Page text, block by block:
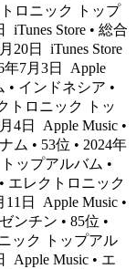
トロニック トップ
iTunes Store • 総合
20日
iTunes Store
7月3日
Apple
• インドネシア •
トロニック トッ
4日
Apple Music •
ム • 53位 • 2024年
ップアルバム •
エレクトロニック
11日
Apple Music •
ンチン • 85位 •
ック トップアル
Apple Music • エ